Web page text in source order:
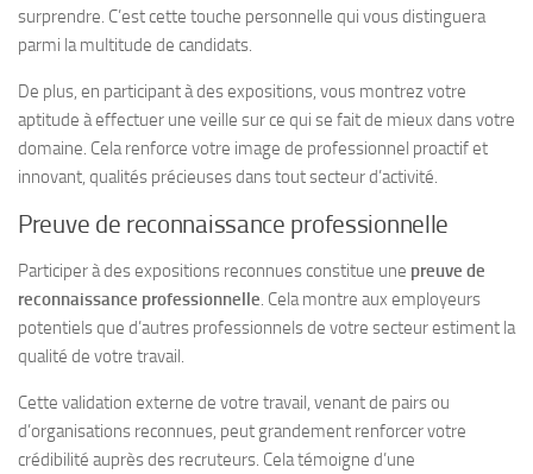
surprendre. C’est cette touche personnelle qui vous distinguera
parmi la multitude de candidats.
De plus, en participant à des expositions, vous montrez votre
aptitude à effectuer une veille sur ce qui se fait de mieux dans votre
domaine. Cela renforce votre image de professionnel proactif et
innovant, qualités précieuses dans tout secteur d’activité.
Preuve de reconnaissance professionnelle
Participer à des expositions reconnues constitue une preuve de
reconnaissance professionnelle. Cela montre aux employeurs
potentiels que d’autres professionnels de votre secteur estiment la
qualité de votre travail.
Cette validation externe de votre travail, venant de pairs ou
d’organisations reconnues, peut grandement renforcer votre
crédibilité auprès des recruteurs. Cela témoigne d’une